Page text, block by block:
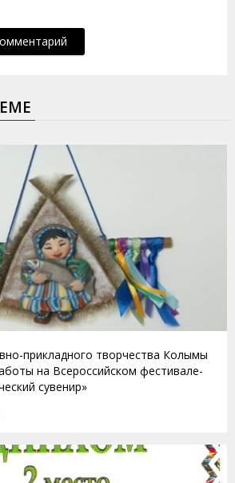
прикладного творчества Колымы
на Всероссийском фестивале-
сувенир»